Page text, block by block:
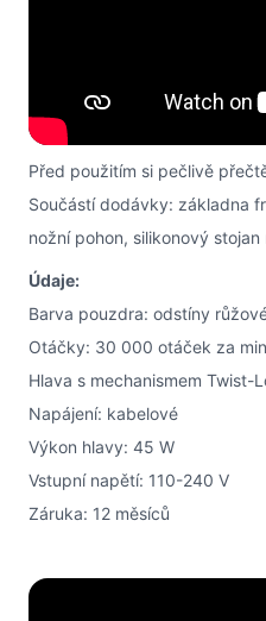
Před použitím si pečlivě
Součástí dodávky: základna
nožní pohon, silikonový
Údaje:
Barva pouzdra: odstíny
Otáčky: 30 000 otáček za
Hlava s mechanismem Twist-
Napájení: kabelové
Výkon hlavy: 45 W
Vstupní napětí: 110-240 V
Záruka: 12 měsíců